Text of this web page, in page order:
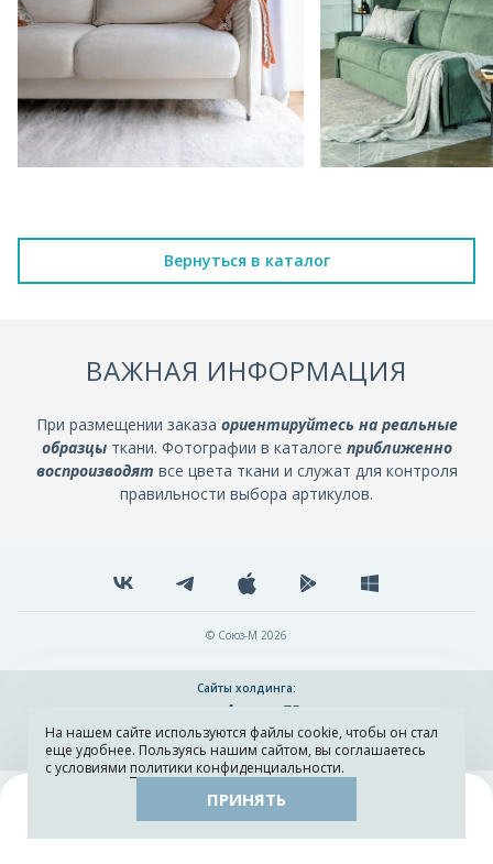
Каталог Остатки тканей
Вернуться в каталог
ВАЖНАЯ ИНФОРМАЦИЯ
При размещении заказа ориентируйтесь на реальные
образцыткани. Фотографии в каталоге приближенно
воспроизводят все цвета ткани и служат для контроля
правильности выбора артикулов.
© Союз-М 2026
Сайты холдинга:
Разработка и поддержка сайта ADN
На нашем сайте используются файлы cookie, чтобы он стал
еще удобнее. Пользуясь нашим сайтом, вы соглашаетесь
с условиями политики конфиденциальности.
ПРИНЯТЬ